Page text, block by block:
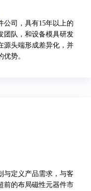
公司，具有15年以上的
团队，和设备模具研发
源头端形成差异化，并
势。
与定义产品需求，与客
前的布局磁性元器件市